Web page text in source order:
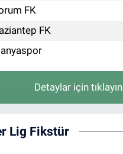
FK
FK
Detaylar için tıklayın
Lig Fikstür